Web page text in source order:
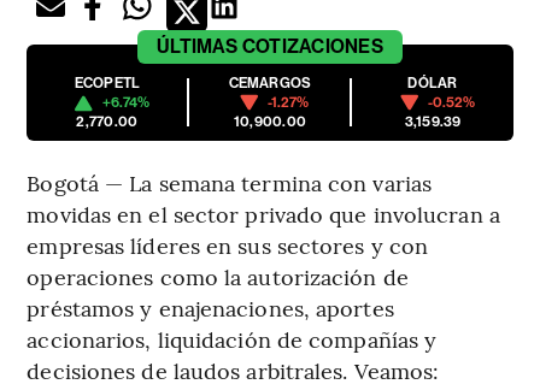
ÚLTIMAS COTIZACIONES
ECOPETL
+6.74%
2,770.00
CEMARGOS
-1.27%
10,900.00
DÓLAR
-0.52%
3,159.39
Bogotá — La semana termina con varias
movidas en el sector privado que involucran a
empresas líderes en sus sectores y con
operaciones como la autorización de
préstamos y enajenaciones, aportes
accionarios, liquidación de compañías y
decisiones de laudos arbitrales. Veamos: